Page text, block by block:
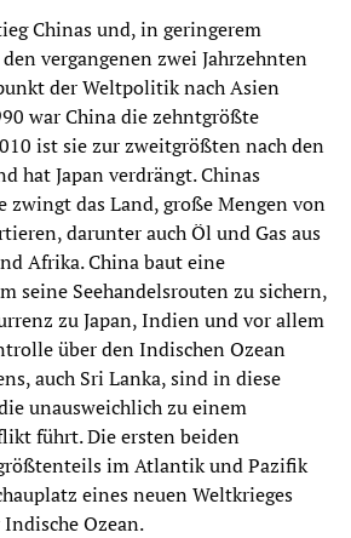
Chinas und, in geringerem
vergangenen zwei Jahrzehnten
der Weltpolitik nach Asien
war China die zehntgrößte
ist sie zur zweitgrößten nach den
hat Japan verdrängt. Chinas
zwingt das Land, große Mengen von
darunter auch Öl und Gas aus
Afrika. China baut eine
seine Seehandelsrouten zu sichern,
zu Japan, Indien und vor allem
über den Indischen Ozean
auch Sri Lanka, sind in diese
unausweichlich zu einem
führt. Die ersten beiden
im Atlantik und Pazifik
eines neuen Weltkrieges
Ozean.